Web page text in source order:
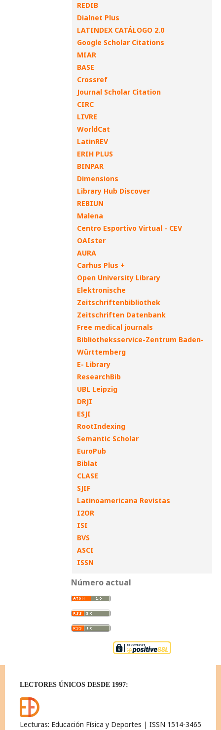
REDIB
Dialnet Plus
LATINDEX CATÁLOGO 2.0
Google Scholar Citations
MIAR
BASE
Crossref
Journal Scholar Citation
CIRC
LIVRE
WorldCat
LatinREV
ERIH PLUS
BINPAR
Dimensions
Library Hub Discover
REBIUN
Malena
Centro Esportivo Virtual - CEV
OAIster
AURA
Carhus Plus +
Open University Library
Elektronische
Zeitschriftenbibliothek
Zeitschriften Datenbank
Free medical journals
Bibliotheksservice-Zentrum Baden-
Württemberg
E- Library
ResearchBib
UBL Leipzig
DRJI
ESJI
RootIndexing
Semantic Scholar
EuroPub
Biblat
CLASE
SJIF
Latinoamericana Revistas
I2OR
ISI
BVS
ASCI
ISSN
Número actual
LECTORES ÚNICOS DESDE 1997:
Lecturas: Educación Física y Deportes | ISSN 1514-3465